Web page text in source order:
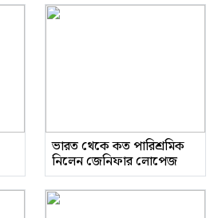
ভারত থেকে কত পারিশ্রমিক
নিলেন জেনিফার লোপেজ